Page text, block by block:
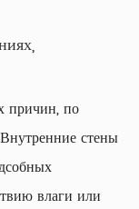
причин, по
стены
влаги или